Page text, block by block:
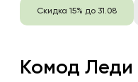
Скидка 15% до 31.08
Комод Леди